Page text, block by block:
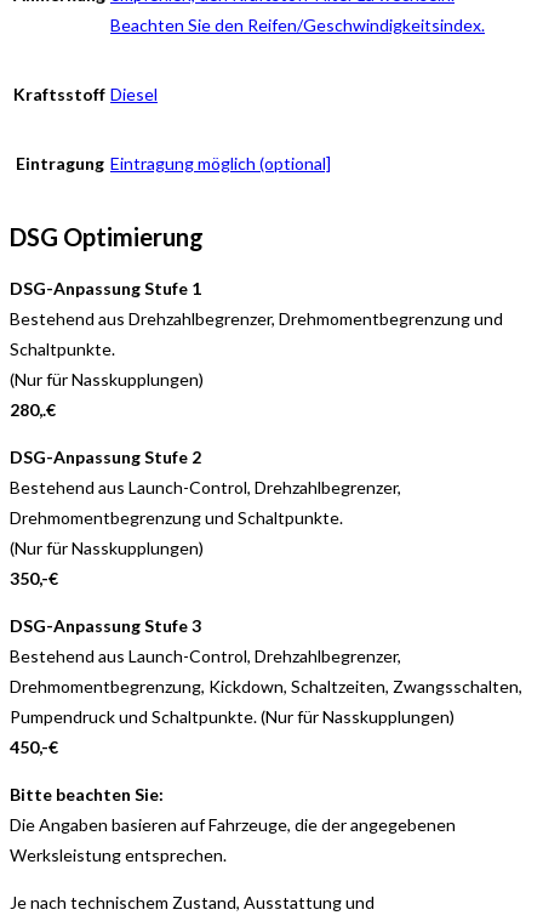
Beachten Sie den Reifen/Geschwindigkeitsindex.
Kraftsstoff Diesel
Eintragung Eintragung möglich (optional]
DSG Optimierung
DSG-Anpassung Stufe 1
Bestehend aus Drehzahlbegrenzer, Drehmomentbegrenzung und
Schaltpunkte.
(Nur für Nasskupplungen)
280,.€
DSG-Anpassung Stufe 2
Bestehend aus Launch-Control, Drehzahlbegrenzer,
Drehmomentbegrenzung und Schaltpunkte.
(Nur für Nasskupplungen)
350,-€
DSG-Anpassung Stufe 3
Bestehend aus Launch-Control, Drehzahlbegrenzer,
Drehmomentbegrenzung, Kickdown, Schaltzeiten, Zwangsschalten,
Pumpendruck und Schaltpunkte. (Nur für Nasskupplungen)
450,-€
Bitte beachten Sie:
Die Angaben basieren auf Fahrzeuge, die der angegebenen
Werksleistung entsprechen.
Je nach technischem Zustand, Ausstattung und